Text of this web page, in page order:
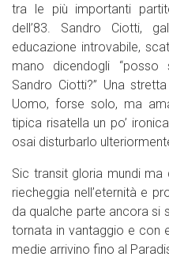
tra le più importanti
dell’83. Sandro Ciotti,
educazione introvabile,
mano dicendogli
Sandro Ciotti?” Una
Uomo, forse solo, ma
tipica risatella un po’
osai disturbarlo
Sic transit gloria mundi
riecheggia nell’eternità e
da qualche parte ancora si
tornata in vantaggio e con
medie arrivino fino al